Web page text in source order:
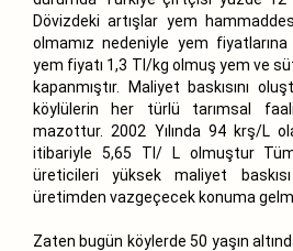
Dövizdeki artışlar yem
olmamız nedeniyle yem fiyatlarına
yem fiyatı 1,3 Tl/kg olmuş yem ve
kapanmıştır. Maliyet baskısını
köylülerin her türlü tarımsal
mazottur. 2002 Yılında 94 krş/L
itibariyle 5,65 Tl/ L olmuştur
üreticileri yüksek maliyet
üretimden vazgeçecek konuma
Zaten bugün köylerde 50 yaşın